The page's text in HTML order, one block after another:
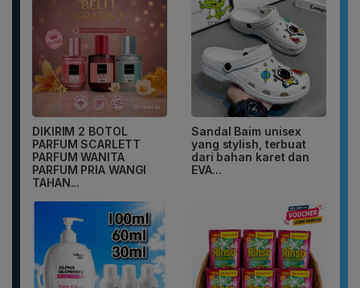
DIKIRIM 2 BOTOL
PARFUM SCARLETT
PARFUM WANITA
PARFUM PRIA WANGI
TAHAN...
Sandal Baim unisex
yang stylish, terbuat
dari bahan karet dan
EVA...